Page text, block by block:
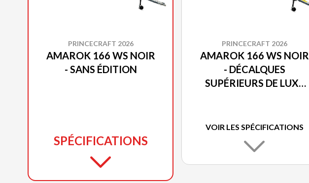
PRINCECRAFT 2026
AMAROK 166 WS NOIR
- SANS ÉDITION
SPÉCIFICATIONS
PRINCECRAFT 2026
AMAROK 166 WS NOIR
- DÉCALQUES
SUPÉRIEURS DE LUXE
VOIR LES SPÉCIFICATIONS